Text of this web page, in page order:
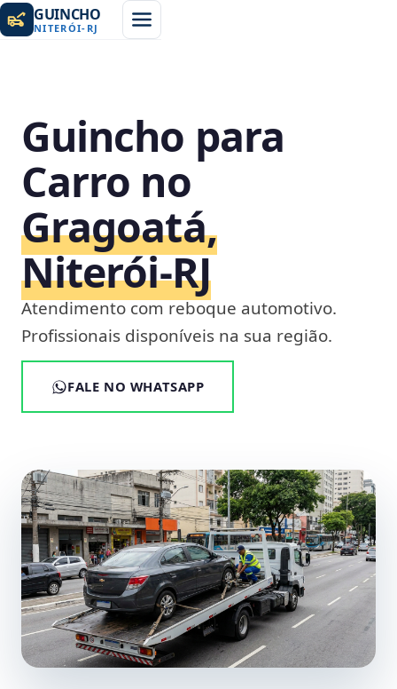
GUINCHO
NITERÓI- RJ
Guincho para
Carro no
Gragoatá,
Niterói‑RJ
Atendimento com reboque automotivo.
Profissionais disponíveis na sua região.
FALE NO WHATSAPP